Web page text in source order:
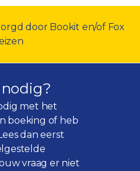
door Bookit en/of Fox
met het
boeking of heb
dan eerst
vraag er niet